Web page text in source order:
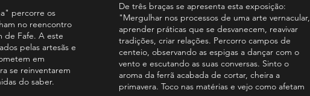
percorre os
no reencontro
de Fafe. A este
pelas artesãs e
em
se reinventarem
do saber.
De três braças se apresenta esta exposição:
"Mergulhar nos processos de uma arte vernacular,
aprender práticas que se desvanecem, reavivar
tradições, criar relações. Percorro campos de
centeio, observando as espigas a dançar com o
vento e escutando as suas conversas. Sinto o
aroma da ferrã acabada de cortar, cheira a
primavera. Toco nas matérias e vejo como afetam